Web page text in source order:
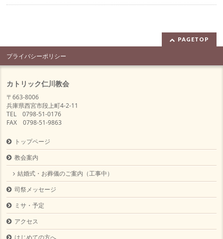
PAGETOP
プライバシーポリシー
カトリック仁川教会
〒663-8006
兵庫県西宮市段上町4-2-11
TEL 0798-51-0176
FAX 0798-51-9863
トップページ
教会案内
結婚式・お葬儀のご案内（工事中）
司祭メッセージ
ミサ・予定
アクセス
はじめての方へ